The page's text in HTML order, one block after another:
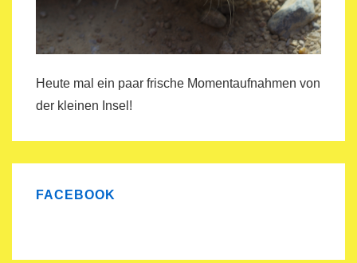
Heute mal ein paar frische Momentaufnahmen von
der kleinen Insel!
FACEBOOK